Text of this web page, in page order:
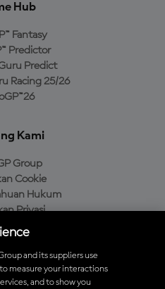
Hub
Fantasy
Predictor
Predict
Racing 25/26
Kami
Group
Cookie
Hukum
Privasi
Pembelian
Resmi MotoGP™
and its suppliers use
measure your interactions
and to show you